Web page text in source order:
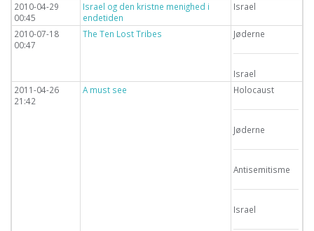
2010-04-29
00:45
Israel og den kristne menighed i
endetiden
Israel
2010-07-18
00:47
The Ten Lost Tribes Jøderne
Israel
2011-04-26
21:42
A must see Holocaust
Jøderne
Antisemitisme
Israel